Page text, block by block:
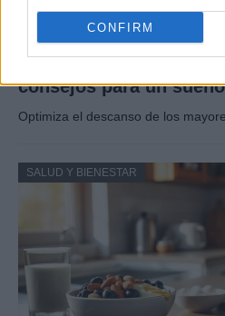
CONFIRM
Rutina diaria y
consejos para un
Optimiza el descanso de los
SALUD Y BIENESTAR